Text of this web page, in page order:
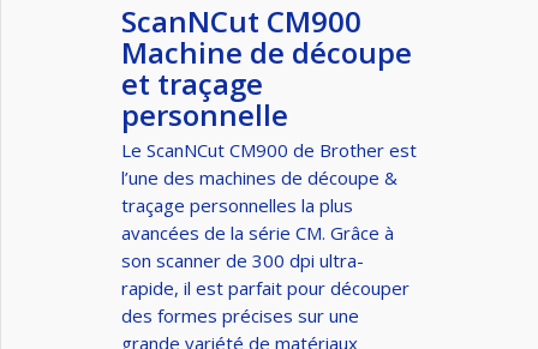
ScanNCut CM900
Machine de découpe
et traçage
personnelle
Le ScanNCut CM900 de Brother est
l’une des machines de découpe &
traçage personnelles la plus
avancées de la série CM. Grâce à
son scanner de 300 dpi ultra-
rapide, il est parfait pour découper
des formes précises sur une
grande variété de matériaux